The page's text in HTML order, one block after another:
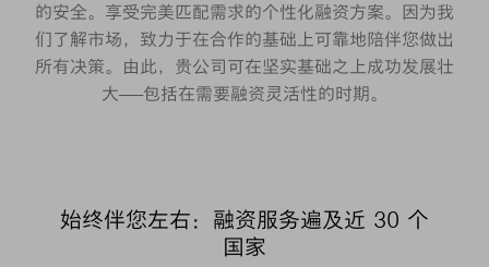
的安全。享受完美匹配需求的个性化融资方案。因为我
们了解市场，致力于在合作的基础上可靠地陪伴您做出
所有决策。由此，贵公司可在坚实基础之上成功发展壮
大——包括在需要融资灵活性的时期。
始终伴您左右：融资服务遍及近 30 个
国家